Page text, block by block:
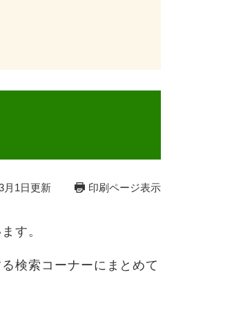
月1日更新 印刷ページ表示
す。
検索コーナーにまとめて